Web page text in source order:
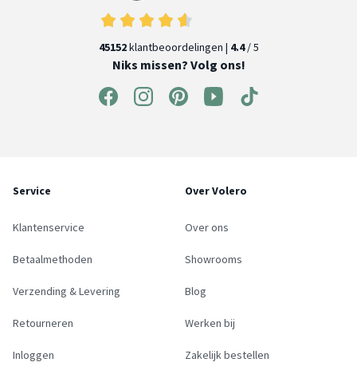
45152klantbeoordelingen | 4.4/ 5
Niks missen? Volg ons!
Service
Klantenservice
Betaalmethoden
Verzending & Levering
Retourneren
Inloggen
Over Volero
Over ons
Showrooms
Blog
Werken bij
Zakelijk bestellen